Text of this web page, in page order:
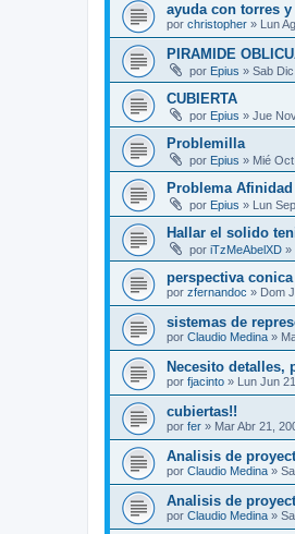
ayuda con torres
por christopher » Lun
PIRAMIDE
por Epius » Sab
CUBIERTA
por Epius » Jue
Problemilla
por Epius » Mié
Problema Afinidad
por Epius » Lun
Hallar el solido
por iTzMeAbelXD »
perspectiva conica
por zfernandoc » Dom
sistemas de
por Claudio Medina »
Necesito detalles,
por fjacinto » Lun Jun
cubiertas!!
por fer » Mar Abr 21,
Analisis de
por Claudio Medina »
Analisis de
por Claudio Medina »